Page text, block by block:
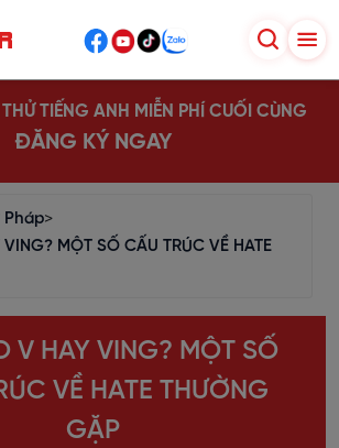
TIẾNG ANH MIỄN PHÍ CUỐI CÙNG
ĐĂNG KÝ NGAY
Pháp>
VING? MỘT SỐ CẤU TRÚC VỀ HATE
V HAY VING? MỘT SỐ
VỀ HATE THƯỜNG
GẶP